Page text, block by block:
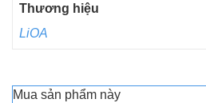
Thương hiệu
LiOA
Mua sản phẩm này